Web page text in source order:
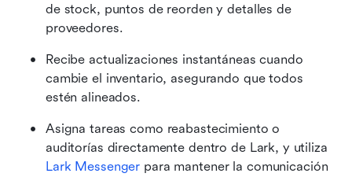
de stock, puntos de reorden y detalles de
proveedores.
Recibe actualizaciones instantáneas cuando
cambie el inventario, asegurando que todos
estén alineados.
Asigna tareas como reabastecimiento o
Lark Messenger para mantener la comunicación